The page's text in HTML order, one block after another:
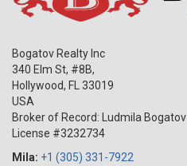
Bogatov Realty Inc
340 Elm St, #8B,
Hollywood, FL
33019
USA
Broker of Record: Ludmila Bogatov
License #3232734
Mila: +1 (305) 331-7922